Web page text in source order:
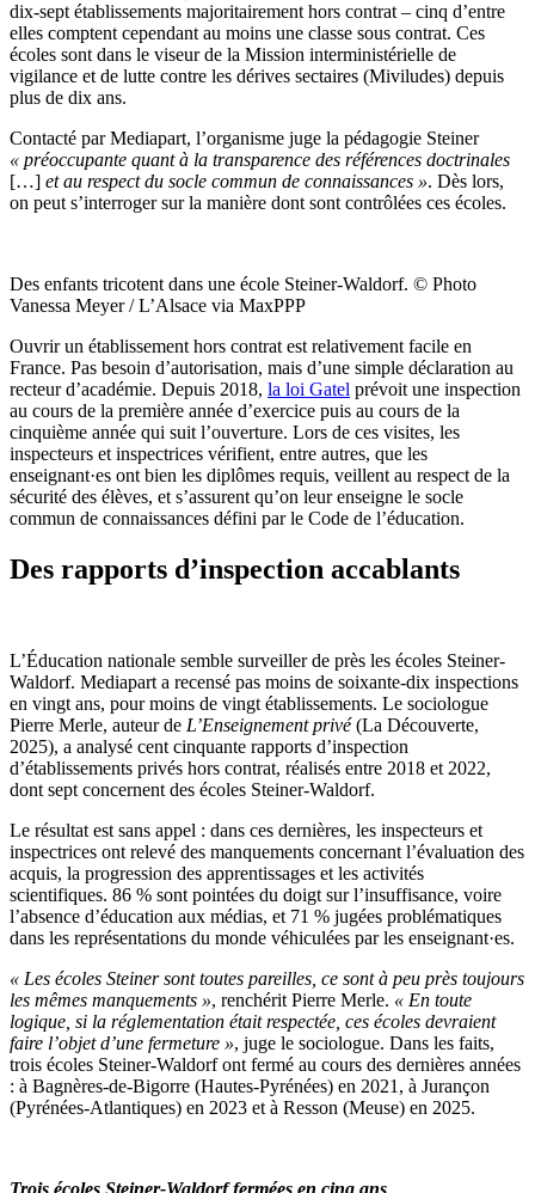
dix-sept établissements majoritairement hors contrat – cinq d’entre
elles comptent cependant au moins une classe sous contrat. Ces
écoles sont dans le viseur de la Mission interministérielle de
vigilance et de lutte contre les dérives sectaires (Miviludes) depuis
plus de dix ans.
Contacté par Mediapart, l’organisme juge la pédagogie Steiner
« préoccupante quant à la transparence des références doctrinales
[…] et au respect du socle commun de connaissances ». Dès lors,
on peut s’interroger sur la manière dont sont contrôlées ces écoles.
Des enfants tricotent dans une école Steiner-Waldorf. © Photo
Vanessa Meyer / L’Alsace via MaxPPP
Ouvrir un établissement hors contrat est relativement facile en
France. Pas besoin d’autorisation, mais d’une simple déclaration au
recteur d’académie. Depuis 2018, la loi Gatel prévoit une inspection
au cours de la première année d’exercice puis au cours de la
cinquième année qui suit l’ouverture. Lors de ces visites, les
inspecteurs et inspectrices vérifient, entre autres, que les
enseignant·es ont bien les diplômes requis, veillent au respect de la
sécurité des élèves, et s’assurent qu’on leur enseigne le socle
commun de connaissances défini par le Code de l’éducation.
Des rapports d’inspection accablants
L’Éducation nationale semble surveiller de près les écoles Steiner-
Waldorf. Mediapart a recensé pas moins de soixante-dix inspections
en vingt ans, pour moins de vingt établissements. Le sociologue
Pierre Merle, auteur de L’Enseignement privé(La Découverte,
2025), a analysé cent cinquante rapports d’inspection
d’établissements privés hors contrat, réalisés entre 2018 et 2022,
dont sept concernent des écoles Steiner-Waldorf.
Le résultat est sans appel : dans ces dernières, les inspecteurs et
inspectrices ont relevé des manquements concernant l’évaluation des
acquis, la progression des apprentissages et les activités
scientifiques. 86 % sont pointées du doigt sur l’insuffisance, voire
l’absence d’éducation aux médias, et 71 % jugées problématiques
dans les représentations du monde véhiculées par les enseignant·es.
« Les écoles Steiner sont toutes pareilles, ce sont à peu près toujours
les mêmes manquements », renchérit Pierre Merle. « En toute
logique, si la réglementation était respectée, ces écoles devraient
faire l’objet d’une fermeture », juge le sociologue. Dans les faits,
trois écoles Steiner-Waldorf ont fermé au cours des dernières années
: à Bagnères-de-Bigorre (Hautes-Pyrénées) en 2021, à Jurançon
(Pyrénées-Atlantiques) en 2023 et à Resson (Meuse) en 2025.
Trois écoles Steiner-Waldorf fermées en cinq ans